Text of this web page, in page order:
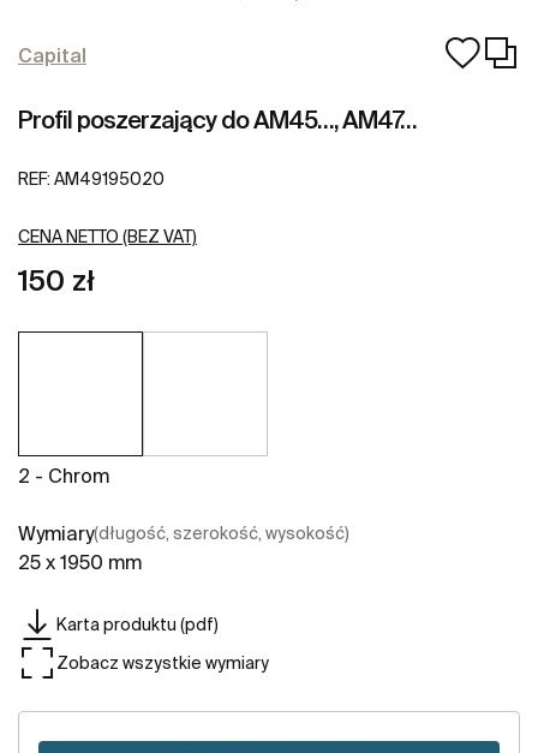
Capital
Profil poszerzający do AM45…, AM47…
REF: AM49195020
CENA NETTO (BEZ VAT)
150 zł
2 - Chrom
Wymiary(długość, szerokość, wysokość)
25 x 1950 mm
Karta produktu (pdf)
Zobacz wszystkie wymiary